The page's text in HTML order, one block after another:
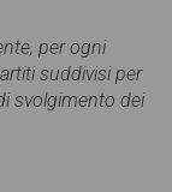
per ogni
suddivisi per
svolgimento dei